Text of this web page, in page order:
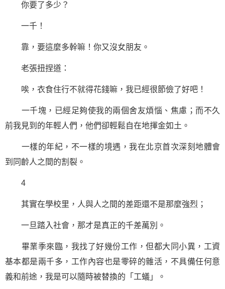
你要了多少？
一千！
靠，要這麼多幹嘛！你又沒女朋友。
老張扭捏道：
唉，衣食住行不就得花錢嘛，我已經很節儉了好吧！
一千塊，已經足夠使我的兩個舍友煩惱、焦慮；而不久
前我見到的年輕人們，他們卻輕鬆自在地揮金如土。
一樣的年紀，不一樣的境遇，我在北京首次深刻地體會
到同齡人之間的割裂。
4
其實在學校里，人與人之間的差距還不是那麼強烈；
一旦踏入社會，那才是真正的千差萬別。
畢業季來臨，我找了好幾份工作，但都大同小異，工資
基本都是兩千多，工作內容也是零碎的雜活，不具備任何意
義和前途，我是可以隨時被替換的「工蟻」。